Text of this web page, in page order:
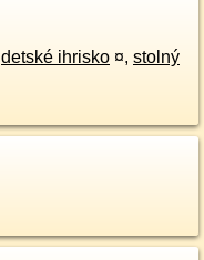
detské ihrisko ¤, stolný